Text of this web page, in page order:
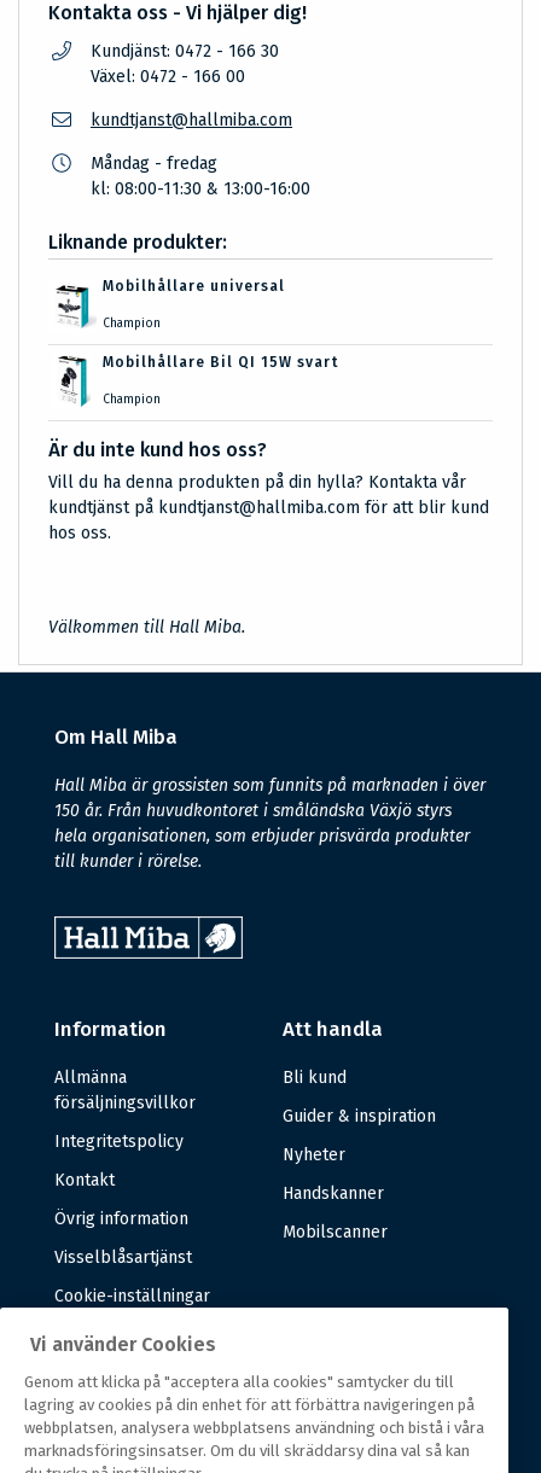
Kontakta oss - Vi hjälper dig!
Kundjänst: 0472 - 166 30
Växel: 0472 - 166 00
kundtjanst@hallmiba.com
Måndag - fredag
kl: 08:00-11:30 & 13:00-16:00
Liknande produkter:
Mobilhållare universal
Champion
Mobilhållare Bil QI 15W svart
Champion
Är du inte kund hos oss?
Vill du ha denna produkten på din hylla? Kontakta vår
kundtjänst på kundtjanst@hallmiba.com för att blir kund
hos oss.
Välkommen till Hall Miba.
Om Hall Miba
Hall Miba är grossisten som funnits på marknaden i över
150 år. Från huvudkontoret i småländska Växjö styrs
hela organisationen, som erbjuder prisvärda produkter
till kunder i rörelse.
Information
Allmänna
försäljningsvillkor
Integritetspolicy
Kontakt
Övrig information
Visselblåsartjänst
Cookie-inställningar
Att handla
Bli kund
Guider & inspiration
Nyheter
Handskanner
Mobilscanner
Om oss
Vår historia
Vi använder Cookies
Genom att klicka på "acceptera alla cookies" samtycker du till
lagring av cookies på din enhet för att förbättra navigeringen på
webbplatsen, analysera webbplatsens användning och bistå i våra
marknadsföringsinsatser. Om du vill skräddarsy dina val så kan